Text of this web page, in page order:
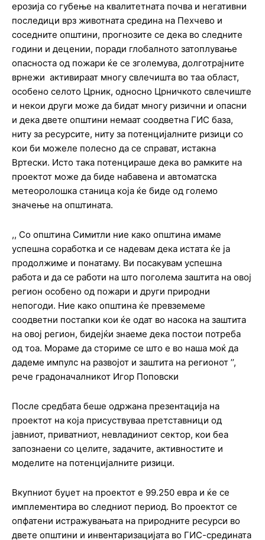
ерозија со губење на квалитетната почва и негативни
последици врз животната средина на Пехчево и
соседните општини, прогнозите се дека во следните
години и децении, поради глобалното затоплување
опасноста од пожари ќе се зголемува, долготрајните
врнежи активираат многу свлечишта во таа област,
особено селото Црник, односно Црничкото свлечиште
и некои други може да бидат многу ризични и опасни
и дека двете општини немаат соодветна ГИС база,
ниту за ресурсите, ниту за потенцијалните ризици со
кои би можеле полесно да се справат, истакна
Вртески. Исто така потенцираше дека во рамките на
проектот може да биде набавена и автоматска
метеоролошка станица која ќе биде од големо
значење на општината.
,, Со општина Симитли ние како општина имаме
успешна соработка и се надевам дека истата ќе ја
продолжиме и понатаму. Ви посакувам успешна
работа и да се работи на што поголема заштита на овој
регион особено од пожари и други природни
непогоди. Ние како општина ќе превземеме
соодветни постапки кои ќе одат во насока на заштита
на овој регион, бидејќи знаеме дека постои потреба
од тоа. Мораме да сториме се што е во наша моќ да
дадеме импулс на развојот и заштита на регионот ’’,
рече градоначалникот Игор Поповски
После средбата беше одржана презентација на
проектот на која присуствуваа претставници од
јавниот, приватниот, невладиниот сектор, кои беа
запознаени со целите, задачите, активностите и
моделите на потенцијалните ризици.
Вкупниот буџет на проектот е 99.250 евра и ќе се
имплементира во следниот период. Во проектот се
опфатени истражувањата на природните ресурси во
двете општини и инвентаризацијата во ГИС-средината